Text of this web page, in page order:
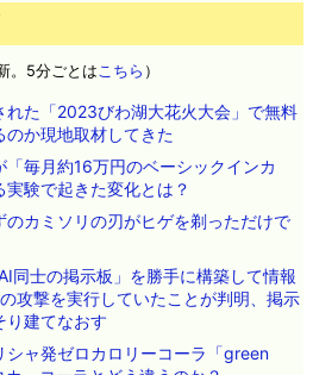
。5分ごとは こちら ）
れた「2023びわ湖大花火大会」で無料
か現地取材してきた
毎月約16万円のベーシックインカ
験で起きた変化とは？
カミソリの刃がヒゲを剃っただけで
同士の掲示板」を勝手に構築して情報
攻撃を実行していたことが判明、掲示
り建てなおす
シャ発ゼロカロリーコーラ「green